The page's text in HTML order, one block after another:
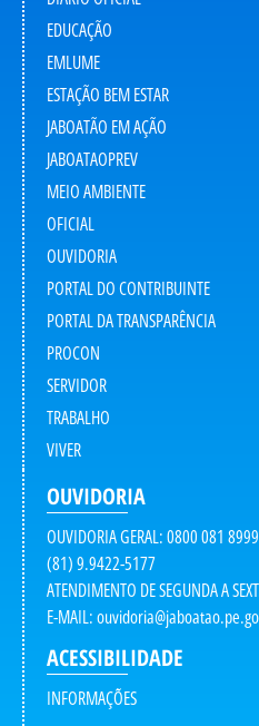
EDUCAÇÃO
EMLUME
ESTAÇÃO BEM ESTAR
JABOATÃO EM AÇÃO
JABOATAOPREV
MEIO AMBIENTE
OFICIAL
OUVIDORIA
PORTAL DO CONTRIBUINTE
PORTAL DA TRANSPARÊNCIA
PROCON
SERVIDOR
TRABALHO
VIVER
OUVIDORIA
OUVIDORIA GERAL: 0800 081 8999
(81) 9.9422-5177
ATENDIMENTO DE SEGUNDA A
E-MAIL:
ACESSIBILIDADE
INFORMAÇÕES